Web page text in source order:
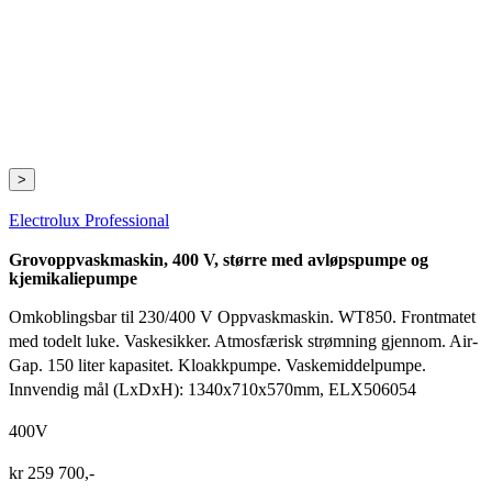
>
Electrolux Professional
Grovoppvaskmaskin, 400 V, større med avløpspumpe og
kjemikaliepumpe
Omkoblingsbar til 230/400 V Oppvaskmaskin. WT850. Frontmatet
med todelt luke. Vaskesikker. Atmosfærisk strømning gjennom. Air-
Gap. 150 liter kapasitet. Kloakkpumpe. Vaskemiddelpumpe.
Innvendig mål (LxDxH): 1340x710x570mm, ELX506054
400V
kr259 700,-